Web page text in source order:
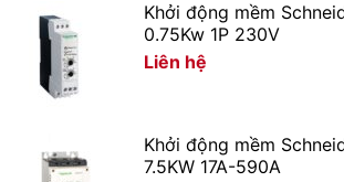
Khởi động mềm
0.75Kw 1P 230V
Liên hệ
Khởi động mềm
7.5KW 17A-590A